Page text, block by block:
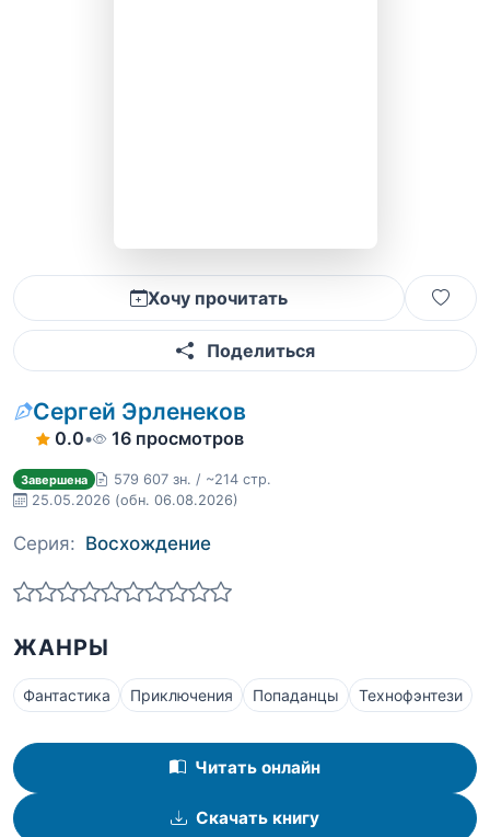
Хочу прочитать
Поделиться
Сергей Эрленеков
0.0• 16 просмотров
Завершена
579 607 зн. / ~214 стр.
25.05.2026 (обн. 06.08.2026)
Серия: Восхождение
ЖАНРЫ
Фантастика Приключения Попаданцы Технофэнтези
Читать онлайн
Скачать книгу